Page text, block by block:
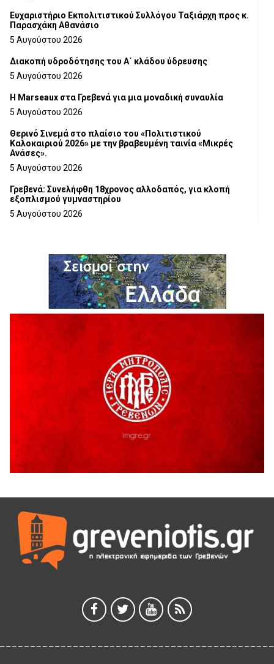
Ευχαριστήριο Εκπολιτιστικού Συλλόγου Ταξιάρχη προς κ.
Παρασχάκη Αθανάσιο
5 Αυγούστου 2026
Διακοπή υδροδότησης του Α΄ κλάδου ύδρευσης
5 Αυγούστου 2026
Η Marseaux στα Γρεβενά για μια μοναδική συναυλία
5 Αυγούστου 2026
Θερινό Σινεμά στο πλαίσιο του «Πολιτιστικού
Καλοκαιριού 2026» με την βραβευμένη ταινία «Μικρές
Ανάσες».
5 Αυγούστου 2026
Γρεβενά: Συνελήφθη 18χρονος αλλοδαπός, για κλοπή
εξοπλισμού γυμναστηρίου
5 Αυγούστου 2026
5 Αυγούστου 2026
41η Γιορτή Κρασιού στο Τρίκωμο – «Γιορτή Παράδοσης»
5 Αυγούστου 2026
ΜΟΡΙΟΔΟΤΟΥΜΕΝΑ ΣΕΜΙΝΑΡΙΑ ΑΠΟ ΤΟ ΠΑΝΕΠΙΣΤΗΜΙΟ
ΠΕΙΡΑΙΑ
5 Αυγούστου 2026
ΕΥΧΑΡΙΣΤΙΕΣ Φυσιολατρικού Συλλόγου Γρεβενών
Έκτακτη χρηματοδότηση 400.000€ για επιπλέον εργασίες
στο Δημοτικό Στάδιο Γρεβενών «Μίλτος Τεντόγλου»
Τελικά τι είναι πολιτισμός;
4 Αυγούστου 2026
ΚΑΤΑΓΡΑΦΗ ΤΕΚΜΗΡΙΩΣΗ ΚΑΙ ΨΗΦΙΟΠΟΙΗΣΗ ΤΩΝ
ΜΑΣΤΟΡΙΚΩΝ ΕΡΓΑΛΕΙΩΝ ΤΗΣ ΣΥΛΛΟΓΗΣ ΚΥΠΑΡΙΣΣΙΟΥ
ΓΡΕΒΕΝΩΝ
3 Αυγούστου 2026